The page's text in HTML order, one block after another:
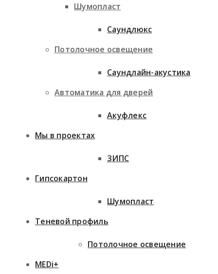
Шумопласт
Потолочное освещение
Автоматика для дверей
Мы в проектах
Гипсокартон
Теневой профиль
MEDi+
Саундлюкс
Саундлайн-акустика
Акуфлекс
ЗИПС
Шумопласт
Потолочное освещение